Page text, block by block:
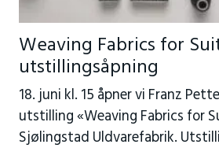
Weaving Fabrics for
utstillingsåpning
18. juni kl. 15 åpner vi Franz
utstilling «Weaving Fabrics for
Sjølingstad Uldvarefabrik.